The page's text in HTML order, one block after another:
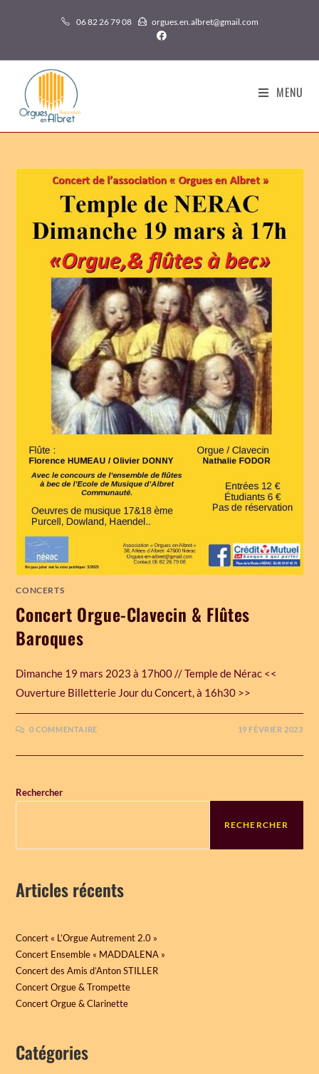
06 82 26 79 08 orgues.en.albret@gmail.com
MENU
CONCERTS
Concert Orgue-Clavecin & Flûtes
Baroques
Dimanche 19 mars 2023 à 17h00 // Temple de Nérac <<
Ouverture Billetterie Jour du Concert, à 16h30 >>
0 COMMENTAIRE 19 FÉVRIER 2023
Rechercher
RECHERCHER
Articles récents
Concert « L’Orgue Autrement 2.0 »
Concert Ensemble « MADDALENA »
Concert des Amis d’Anton STILLER
Concert Orgue & Trompette
Concert Orgue & Clarinette
Catégories